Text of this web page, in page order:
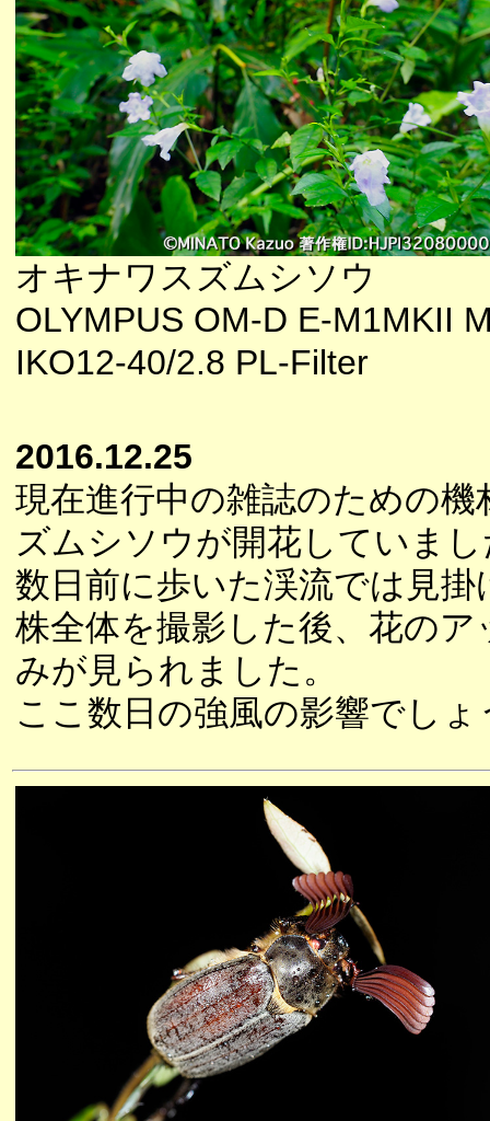
オキナワスズムシソウ
OLYMPUS OM-D E-M1MKII
IKO12-40/2.8 PL-Filter
2016.12.25
現在進行中の雑誌のための
ズムシソウが開花していま
数日前に歩いた渓流では見
株全体を撮影した後、花の
みが見られました。
ここ数日の強風の影響でしょ